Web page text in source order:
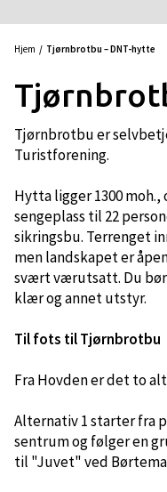
Hjem Tjørnbrotbu – DNT-hytte
Tjørnbrotbu er
Turistforening.
Hytta ligger 1300 moh.,
sengeplass til 22
sikringsbu. Terrenget
men landskapet er
svært værutsatt. Du
klær og annet utstyr.
Til fots til Tjørnbrotbu​​​​
Fra Hovden er det to
Alternativ 1 starter fra
sentrum og følger en
til "Juvet" ved